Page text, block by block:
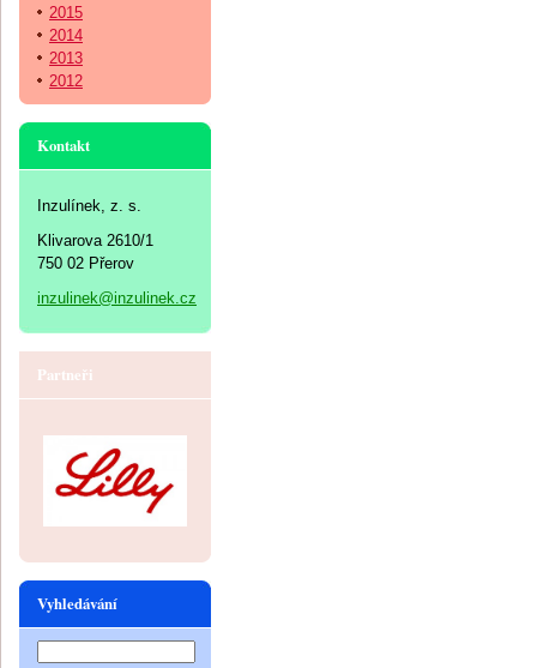
2015
2014
2013
2012
Kontakt
Inzulínek, z. s.
Klivarova 2610/1
750 02 Přerov
inzulinek@inzulinek.cz
Partneři
Vyhledávání